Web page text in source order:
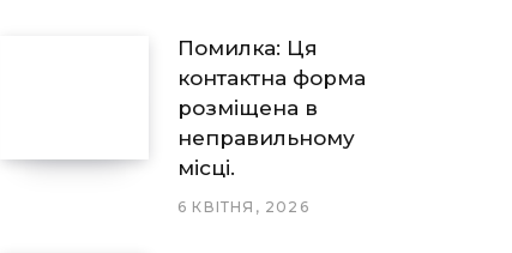
Помилка: Ця
контактна форма
розміщена в
неправильному
місці.
6 КВІТНЯ, 2026